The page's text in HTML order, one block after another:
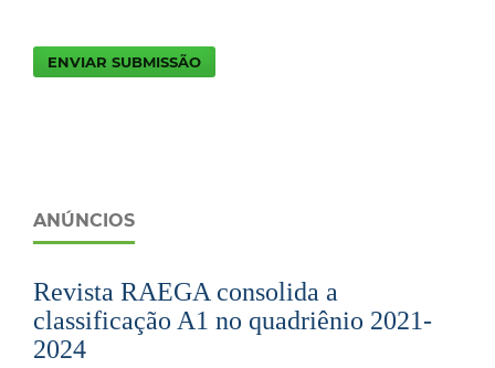
ENVIAR SUBMISSÃO
ANÚNCIOS
Revista RAEGA consolida a
classificação A1 no quadriênio 2021-
2024